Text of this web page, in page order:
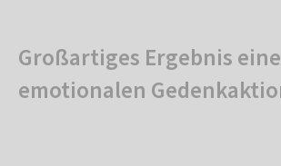
Großartiges Ergebnis
emotionalen